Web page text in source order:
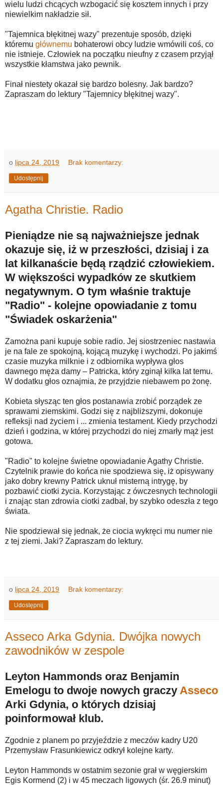
wielu ludzi chcących wzbogacić się kosztem innych i przy
niewielkim nakładzie sił.
"Tajemnica błękitnej wazy" prezentuje sposób, dzięki
któremu głównemu bohaterowi obcy ludzie wmówili coś, co
nie istnieje. Człowiek na początku nieufny z czasem przyjął
wszystkie kłamstwa jako pewnik.
Finał niestety okazał się bardzo bolesny. Jak bardzo?
Zapraszam do lektury "Tajemnicy błękitnej wazy".
o lipca 24, 2019 Brak komentarzy:
Udostępnij
Agatha Christie. Radio
Pieniądze nie są najważniejsze jednak
okazuje się, iż w przeszłości, dzisiaj i za
lat kilkanaście będą rządzić człowiekiem.
W większości wypadków ze skutkiem
negatywnym. O tym właśnie traktuje
"Radio" - kolejne opowiadanie z tomu
"Świadek oskarżenia"
Zamożna pani kupuje sobie radio. Jej siostrzeniec nastawia
je na fale ze spokojną, kojącą muzykę i wychodzi. Po jakimś
czasie muzyka milknie i z odbiornika wypływa głos
dawnego męża damy – Patricka, który zginął kilka lat temu.
W dodatku głos oznajmia, że przyjdzie niebawem po żonę.
Kobieta słysząc ten głos postanawia zrobić porządek ze
sprawami ziemskimi. Godzi się z najbliższymi, dokonuje
refleksji nad życiem i ... zmienia testament. Kiedy przychodzi
dzień i godzina, w której przychodzi do niej zmarły mąż jest
gotowa.
"Radio" to kolejne świetne opowiadanie Agathy Christie.
Czytelnik prawie do końca nie spodziewa się, iż opisywany
jako dobry krewny Patrick uknuł misterną intrygę, by
pozbawić ciotki życia. Korzystając z ówczesnych technologii
i znając stan zdrowia ciotki zadbał, by szybko odeszła z tego
świata.
Nie spodziewał się jednak, że ciocia wykręci mu numer nie
z tej ziemi. Jaki? Zapraszam do lektury.
o lipca 24, 2019 Brak komentarzy:
Udostępnij
Asseco Arka Gdynia. Dwójka nowych
zawodników w zespole
Leyton Hammonds oraz Benjamin
Emelogu to dwoje nowych graczy Asseco
Arki Gdynia, o których dzisiaj
poinformował klub.
Zgodnie z planem po przyjeździe z meczów kadry U20
Przemysław Frasunkiewicz odkrył kolejne karty.
Leyton Hammonds w ostatnim sezonie grał w węgierskim
Egis Kormend (2) i w 45 meczach ligowych (śr. 26.9 minut)